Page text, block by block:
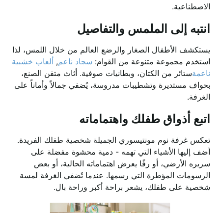
الاصطناعية.
انتبه إلى الملمس والتفاصيل
يستكشف الأطفال الصغار والرضع العالم من خلال اللمس، لذا
استخدم مجموعة متنوعة من القوام: سجاد ناعم, ألعاب خشبية
ناعمةستائر من الكتان، وبطانيات صوفية. أثاث متقن الصنع،
بحواف مستديرة وتشطيبات مدروسة، يُضفي جمالاً وأماناً على
الغرفة.
اتبع أذواق طفلك واهتماماته
تعكس غرفة نوم مونتيسوري الجميلة شخصية طفلك الفريدة.
أضف إليها الأشياء التي تهمه - دمية محشوة مفضلة على
سريره الأرضي، أو رفًا يعرض اهتماماته الحالية، أو بعض
الرسومات المؤطرة التي رسمها. عندما تُضفي الغرفة لمسة
شخصية على طفلك، يشعر براحة أكبر وراحة بال.